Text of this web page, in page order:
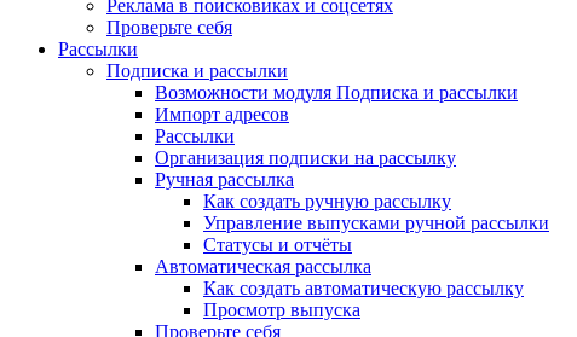
Реклама в поисковиках и соцсетях
Проверьте себя
Рассылки
Подписка и рассылки
Возможности модуля Подписка и рассылки
Импорт адресов
Рассылки
Организация подписки на рассылку
Ручная рассылка
Как создать ручную рассылку
Управление выпусками ручной рассылки
Статусы и отчёты
Автоматическая рассылка
Как создать автоматическую рассылку
Просмотр выпуска
Проверьте себя